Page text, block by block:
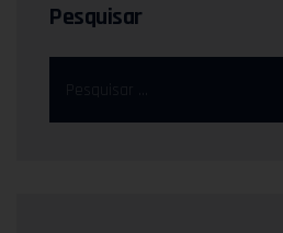
Pesquisar